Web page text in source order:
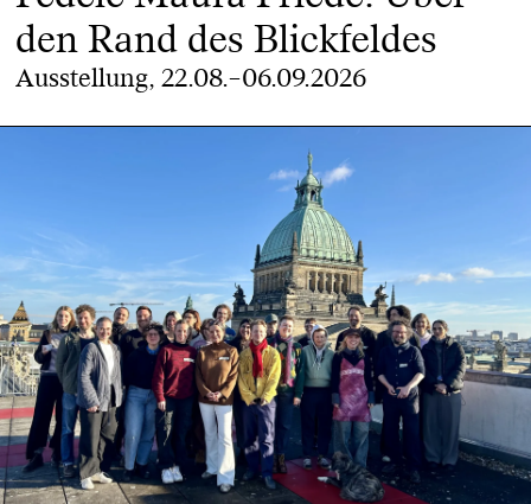
den Rand des Blickfeldes
Ausstellung, 22.08.–06.09.2026